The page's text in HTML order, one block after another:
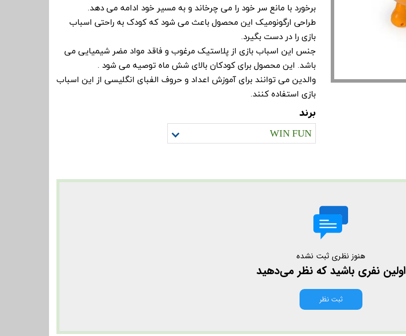
برخورد با مانع سر خود را می چرخاند و به مسیر خود ادامه می دهد.
طراحی ارگونومیک این محصول باعث می شود که کودک به راحتی اسباب
بازی را در دست بگیرد.
جنس این اسباب بازی از پلاستیک مرغوب و فاقد مواد مضر شیمیایی می
باشد. این محصول برای کودکان بالای شش ماه توصیه می شود .
والدین می توانند برای آموزش اعداد و حروف الفبای انگلیسی از این اسباب
بازی استفاده کنند.
برند
WIN FUN
هنوز نظری ثبت نشده
اولین نفری باشید که نظر می‌دهید
ثبت نظر